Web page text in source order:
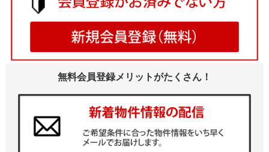
無料会員登録メリットがたくさん！